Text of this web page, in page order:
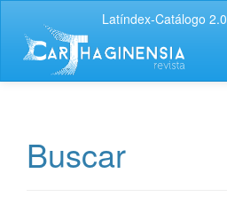
principal
Contenido
principal
Barra
Latíndex-Catálogo 2.0
Buscar